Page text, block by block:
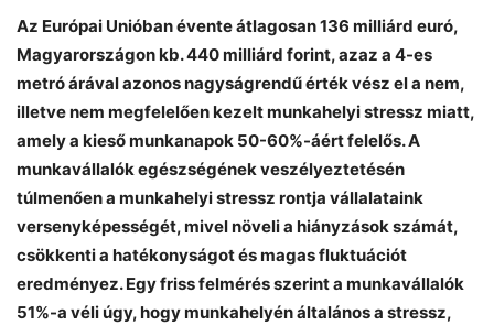
Az Európai Unióban évente átlagosan 136 milliárd euró,
Magyarországon kb. 440 milliárd forint, azaz a 4-es
metró árával azonos nagyságrendű érték vész el a nem,
illetve nem megfelelően kezelt munkahelyi stressz miatt,
amely a kieső munkanapok 50-60%-áért felelős. A
munkavállalók egészségének veszélyeztetésén
túlmenően a munkahelyi stressz rontja vállalataink
versenyképességét, mivel növeli a hiányzások számát,
csökkenti a hatékonyságot és magas fluktuációt
eredményez. Egy friss felmérés szerint a munkavállalók
51%-a véli úgy, hogy munkahelyén általános a stressz,